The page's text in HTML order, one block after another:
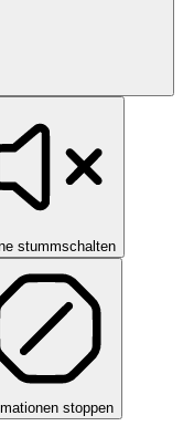
stummschalten
stoppen